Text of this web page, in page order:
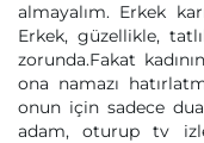
almayalım. Erkek
Erkek, güzellikle,
zorunda.Fakat
ona namazı
onun için sadece
adam, oturup tv